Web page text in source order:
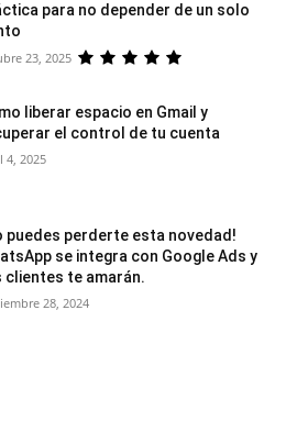
para no depender de un solo
23, 2025
liberar espacio en Gmail y
el control de tu cuenta
4, 2025
puedes perderte esta novedad!
se integra con Google Ads y
clientes te amarán.
28, 2024